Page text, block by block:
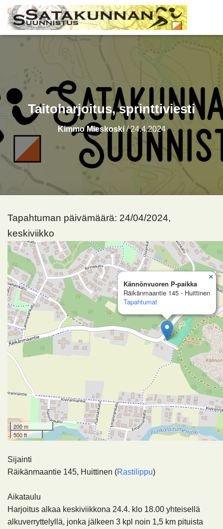
Taitoharjoitus, sprinttiviesti
Kimmo Mieskoski/24.4.2024
Tapahtuman päivämäärä: 24/04/2024,
keskiviikko
Kännönvuoren P-paikka
Räikänmaantie 145 - Huittinen
Tapahtumat
×
200 m
500 ft
Sijainti
Räikänmaantie 145, Huittinen (Rastilippu)
Aikataulu
Harjoitus alkaa keskiviikkona 24.4. klo 18.00 yhteisellä
alkuverryttelyllä, jonka jälkeen 3 kpl noin 1,5 km pituista